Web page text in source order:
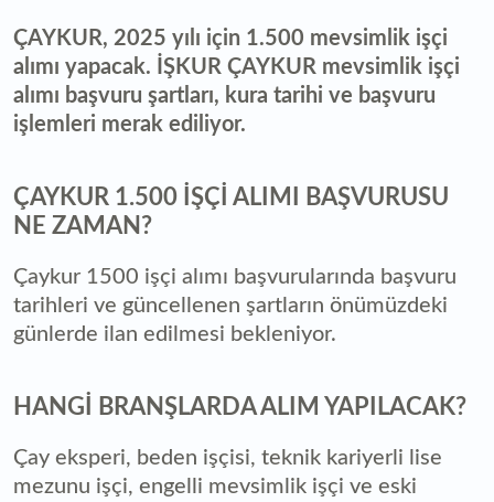
ÇAYKUR, 2025 yılı için 1.500 mevsimlik işçi
alımı yapacak. İŞKUR ÇAYKUR mevsimlik işçi
alımı başvuru şartları, kura tarihi ve başvuru
işlemleri merak ediliyor.
ÇAYKUR 1.500 İŞÇİ ALIMI BAŞVURUSU
NE ZAMAN?
Çaykur 1500 işçi alımı başvurularında başvuru
tarihleri ve güncellenen şartların önümüzdeki
günlerde ilan edilmesi bekleniyor.
HANGİ BRANŞLARDA ALIM YAPILACAK?
Çay eksperi, beden işçisi, teknik kariyerli lise
mezunu işçi, engelli mevsimlik işçi ve eski